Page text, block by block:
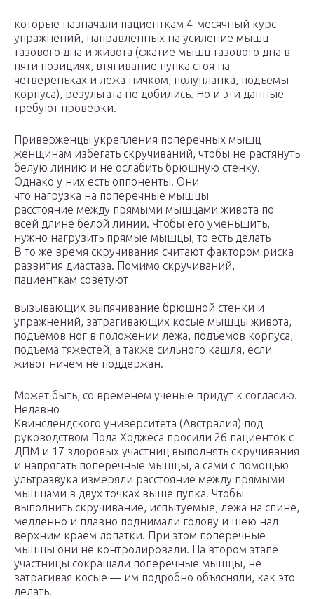
которые назначали пациенткам 4-месячный курс
упражнений, направленных на усиление мышц
тазового дна и живота (сжатие мышц тазового дна в
пяти позициях, втягивание пупка стоя на
четвереньках и лежа ничком, полупланка, подъемы
корпуса), результата не добились. Но и эти данные
требуют проверки.
Приверженцы укрепления поперечных мышц
женщинам избегать скручиваний, чтобы не растянуть
белую линию и не ослабить брюшную стенку.
Однако у них есть оппоненты. Они
что нагрузка на поперечные мышцы
расстояние между прямыми мышцами живота по
всей длине белой линии. Чтобы его уменьшить,
нужно нагрузить прямые мышцы, то есть делать
В то же время скручивания считают фактором риска
развития диастаза. Помимо скручиваний,
пациенткам советуют
вызывающих выпячивание брюшной стенки и
упражнений, затрагивающих косые мышцы живота,
подъемов ног в положении лежа, подъемов корпуса,
подъема тяжестей, а также сильного кашля, если
живот ничем не поддержан.
Может быть, со временем ученые придут к согласию.
Недавно
Квинслендского университета (Австралия) под
руководством Пола Ходжеса просили 26 пациенток с
ДПМ и 17 здоровых участниц выполнять скручивания
и напрягать поперечные мышцы, а сами с помощью
ультразвука измеряли расстояние между прямыми
мышцами в двух точках выше пупка. Чтобы
выполнить скручивание, испытуемые, лежа на спине,
медленно и плавно поднимали голову и шею над
верхним краем лопатки. При этом поперечные
мышцы они не контролировали. На втором этапе
участницы сокращали поперечные мышцы, не
затрагивая косые — им подробно объясняли, как это
делать.